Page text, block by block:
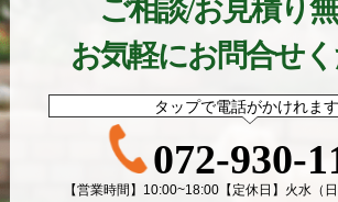
ご相談/お見積り無
お気軽にお問合せ
タップで電話がかけれます
072-930-
【営業時間】10:00~18:00【定休日】火水（日